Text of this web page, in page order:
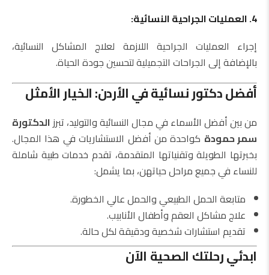
4. العمليات الجراحية النسائية:
إجراء العمليات الجراحية اللازمة لعلاج المشاكل النسائية،
بالإضافة إلى الجراحات التجميلية لتحسين جودة الحياة.
أفضل دكتور نسائية في الأردن: الخيار الأمثل
من بين أفضل الأسماء في مجال النسائية والتوليد، تبرزالدكتورة
سمر حمودة كواحدة من أفضل الاستشاريات في هذا المجال.
بخبرتها الطويلة وتقنياتها المتقدمة، تقدم خدمات طبية شاملة
للنساء في جميع مراحل حياتهن، بما يشمل:
متابعة الحمل الطبيعي والحمل عالي الخطورة.
علاج مشاكل العقم وأطفال الأنابيب.
تقديم استشارات شخصية ودقيقة لكل حالة.
ابدئي رحلتك الصحية الآن